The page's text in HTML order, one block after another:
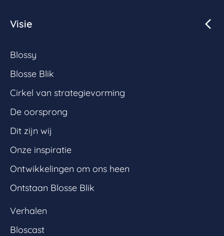
Visie
Blossy
Blosse Blik
Cirkel van strategievorming
De oorsprong
Dit zijn wij
Onze inspiratie
Ontwikkelingen om ons heen
Ontstaan Blosse Blik
Verhalen
Bloscast